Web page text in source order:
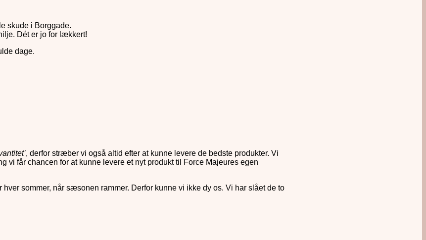
skude i Borggade.
Dét er jo for lækkert!
dage.
, derfor stræber vi også altid efter at kunne levere de bedste produkter. Vi
vi får chancen for at kunne levere et nyt produkt til Force Majeures egen
sommer, når sæsonen rammer. Derfor kunne vi ikke dy os. Vi har slået de to